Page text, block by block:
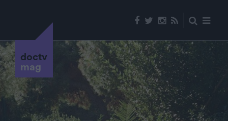
doctv
mag